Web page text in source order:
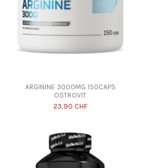
ARGININE 3000MG 150CAPS
OSTROVIT
23,90 CHF